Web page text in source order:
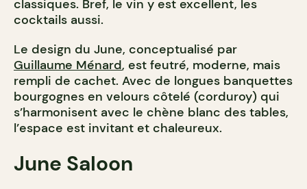
classiques. Bref, le vin y est excellent, les
cocktails aussi.
Le design du June, conceptualisé par
Guillaume Ménard, est feutré, moderne, mais
rempli de cachet. Avec de longues banquettes
bourgognes en velours côtelé (corduroy) qui
s’harmonisent avec le chène blanc des tables,
l’espace est invitant et chaleureux.
June Saloon